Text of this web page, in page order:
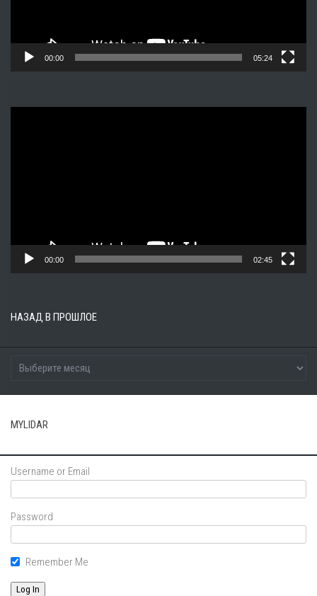
00:00 05:24
00:00 02:45
НАЗАД В ПРОШЛОЕ
MYLIDAR
Username or Email
Password
Remember Me